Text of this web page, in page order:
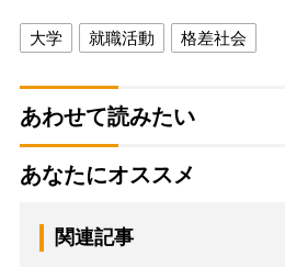
大学 就職活動 格差社会
あわせて読みたい
あなたにオススメ
関連記事